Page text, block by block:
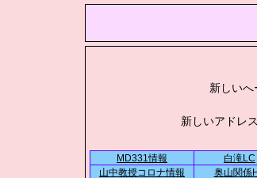
新しいへ
新しいアドレ
MD331情報 白滝LC
山中教授コロナ情報
奥山関係